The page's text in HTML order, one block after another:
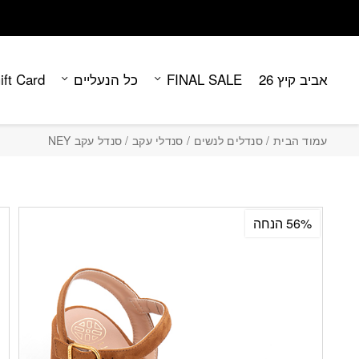
אביב קיץ 26 FINAL SALE כל הנעליים Card
עמוד הבית / סנדלים לנשים / סנדלי עקב / סנדל עקב NEY
56% הנחה